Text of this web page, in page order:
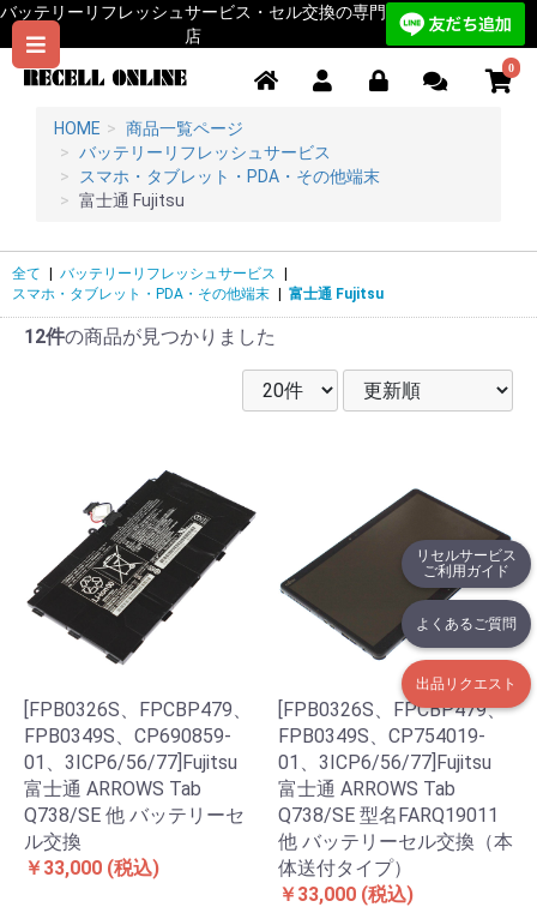
リセルサービス
ご利用ガイド
よくあるご質問
出品リクエスト
バッテリーリフレッシュサービス・セル交換の専門
店
0
HOME
商品一覧ページ
バッテリーリフレッシュサービス
スマホ・タブレット・PDA・その他端末
富士通 Fujitsu
全て バッテリーリフレッシュサービス
スマホ・タブレット・PDA・その他端末
富士通 Fujitsu
12件の商品が見つかりました
[FPB0326S、FPCBP479、
FPB0349S、CP690859-
01、3ICP6/56/77]Fujitsu
富士通 ARROWS Tab
Q738/SE 他 バッテリーセ
ル交換
￥33,000 (税込)
[FPB0326S、FPCBP479、
FPB0349S、CP754019-
01、3ICP6/56/77]Fujitsu
富士通 ARROWS Tab
Q738/SE 型名FARQ19011
他 バッテリーセル交換（本
体送付タイプ）
￥33,000 (税込)